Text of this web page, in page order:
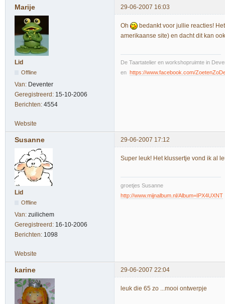
Marije 29-06-2007 16:03
Lid
Offline
Van: Deventer
Geregistreerd: 15-10-2006
Berichten: 4554
Oh
bedankt voor jullie reacties!
amerikaanse site) en dacht dit kan
De Taartatelier en workshopruimte in
en https://www.facebook.com/
Website
Susanne 29-06-2007 17:12
Lid
Offline
Van: zuilichem
Geregistreerd: 16-10-2006
Berichten: 1098
Super leuk! Het klussertje vond ik al
groetjes Susanne
http://www.mijnalbum.nl/Album=IPX4UXNT
Website
karine 29-06-2007 22:04
leuk die 65 zo ...mooi ontwerpje